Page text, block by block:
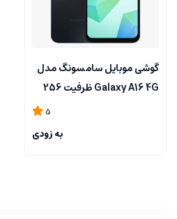
گوشی موبایل سامسونگ مدل
Galaxy A16 4G ظرفیت 256
5
به زودی